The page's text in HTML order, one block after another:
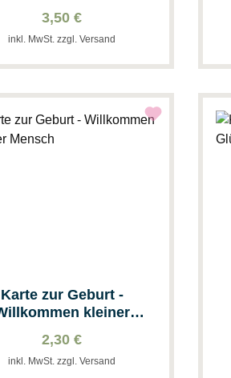
3,50 €
inkl. MwSt. zzgl. Versand
Karte zur Geburt -
kleiner
2,30 €
inkl. MwSt. zzgl. Versand